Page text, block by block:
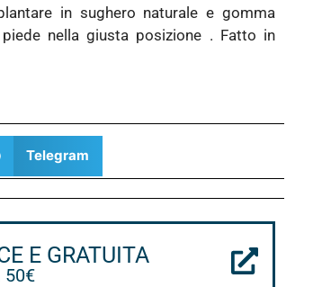
in sughero naturale e gomma
nella giusta posizione . Fatto in
Telegram
E GRATUITA
50€